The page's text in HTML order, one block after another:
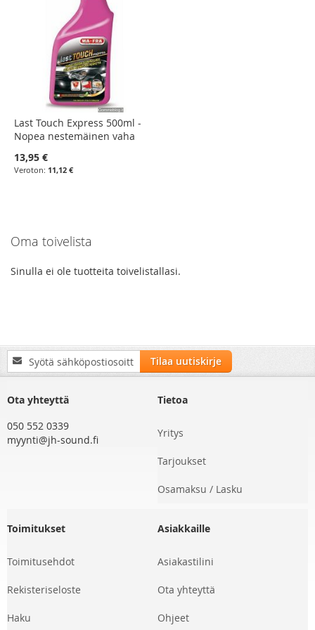
Last Touch Express 500ml -
Nopea nestemäinen vaha
13,95 €
11,12 €
Oma toivelista
Sinulla ei ole tuotteita toivelistallasi.
Tilaa
uutiskirjeemme:
Tilaa uutiskirje
Ota yhteyttä
050 552 0339
myynti@jh-sound.fi
Tietoa
Yritys
Tarjoukset
Osamaksu / Lasku
Toimitukset
Toimitusehdot
Rekisteriseloste
Haku
Asiakkaille
Asiakastilini
Ota yhteyttä
Ohjeet